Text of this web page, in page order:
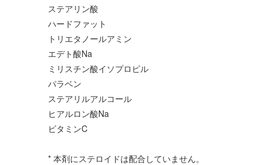
ステアリン酸
ハードファット
トリエタノールアミン
エデト酸Na
ミリスチン酸イソプロピル
パラベン
ステアリルアルコール
ヒアルロン酸Na
ビタミンC
* 本剤にステロイドは配合していません。